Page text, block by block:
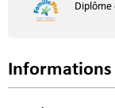
Informations